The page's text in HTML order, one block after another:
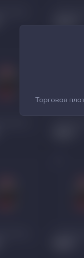
Торговая